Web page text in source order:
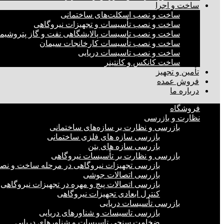
ساخت و اجرا
ساخت و نصب اسکلت‌های ساختمانی
ساخت و نصب تأسیسات و تجهیزات نیروگاهی
ساخت و نصب تاسیسات پالایشگاهی نفت و گاز
ساخت و نصب تأسیسات کارخانجات سیمان
ساخت و نصب تاسیسات دریایی
ساخت کانکس و کانتینر
تأمین و تجهیز
فروش عمده
درباره ما
فروشگاه
نظارت و بازرسی
بازرسی و نظارت بر سازه‌های ساختمانی
بازرسی سازه های فلزی ساختمانی
بازرسی سازه های بتن
بازرسی و نظارت بر تأسیسات نیروگاهی
بازرسی تجهیزات نیروگاهی در مرحله ساخت و
بازرسی اتصالات جوشی
بازرسی اتصالات پیچ و مهره در تجهیزات نیروگاهی
کنترل ابعادی تجهیزات نیروگاهی
بازرسی تأسیسات دریایی
بازرسی تاسیسات و شناورهای دریایی
ضخامت سنجی تاسیسات و شناورهای دریایی